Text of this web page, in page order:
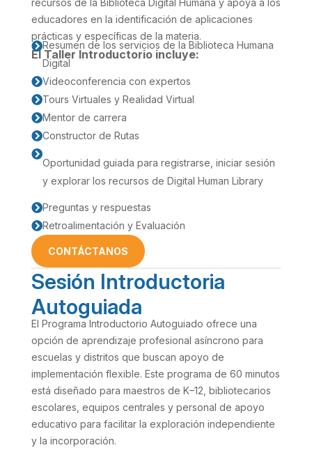
recursos de la Biblioteca Digital Humana y apoya a los
educadores en la identificación de aplicaciones
prácticas y específicas de la materia.
El Taller Introductorio incluye:
Resumen de los servicios de la Biblioteca Humana
Digital
Videoconferencia con expertos
Tours Virtuales y Realidad Virtual
Mentor de carrera
Constructor de Rutas

Oportunidad guiada para registrarse, iniciar sesión
y explorar los recursos de Digital Human Library
Preguntas y respuestas
Retroalimentación y Evaluación
CONTÁCTANOS
Sesión Introductoria
Autoguiada
El Programa Introductorio Autoguiado ofrece una
opción de aprendizaje profesional asíncrono para
escuelas y distritos que buscan apoyo de
implementación flexible. Este programa de 60 minutos
está diseñado para maestros de K–12, bibliotecarios
escolares, equipos centrales y personal de apoyo
educativo para facilitar la exploración independiente
y la incorporación.